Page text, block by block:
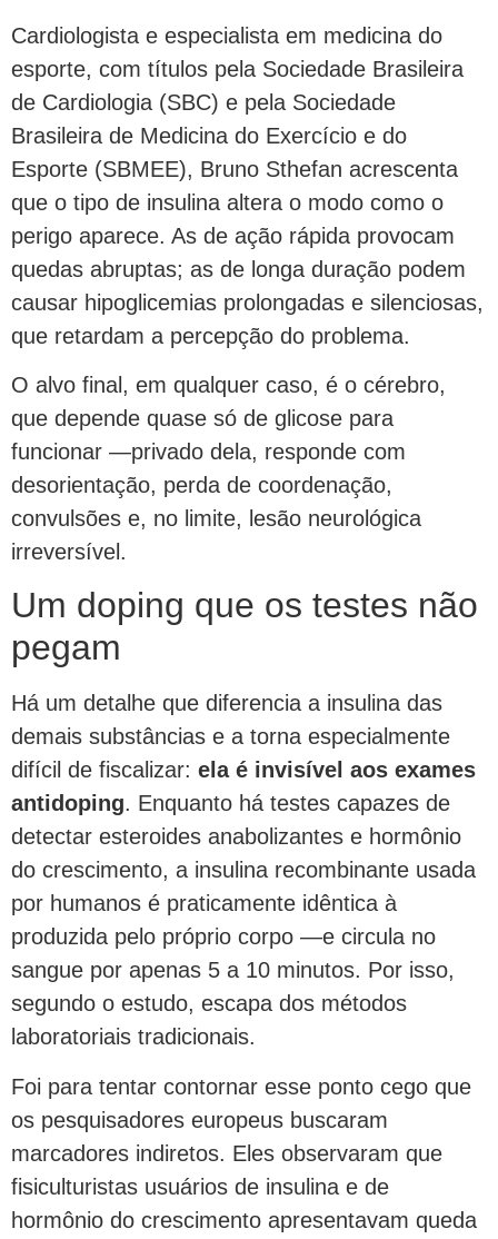
Cardiologista e especialista em medicina do
esporte, com títulos pela Sociedade Brasileira
de Cardiologia (SBC) e pela Sociedade
Brasileira de Medicina do Exercício e do
Esporte (SBMEE), Bruno Sthefan acrescenta
que o tipo de insulina altera o modo como o
perigo aparece. As de ação rápida provocam
quedas abruptas; as de longa duração podem
causar hipoglicemias prolongadas e silenciosas,
que retardam a percepção do problema.
O alvo final, em qualquer caso, é o cérebro,
que depende quase só de glicose para
funcionar —privado dela, responde com
desorientação, perda de coordenação,
convulsões e, no limite, lesão neurológica
irreversível.
Um doping que os testes não
pegam
Há um detalhe que diferencia a insulina das
demais substâncias e a torna especialmente
difícil de fiscalizar: ela é invisível aos exames
antidoping. Enquanto há testes capazes de
detectar esteroides anabolizantes e hormônio
do crescimento, a insulina recombinante usada
por humanos é praticamente idêntica à
produzida pelo próprio corpo —e circula no
sangue por apenas 5 a 10 minutos. Por isso,
segundo o estudo, escapa dos métodos
laboratoriais tradicionais.
Foi para tentar contornar esse ponto cego que
os pesquisadores europeus buscaram
marcadores indiretos. Eles observaram que
fisiculturistas usuários de insulina e de
hormônio do crescimento apresentavam queda